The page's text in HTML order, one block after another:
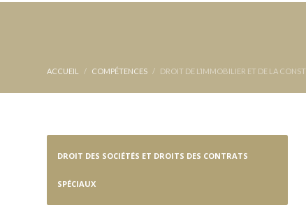
ACCUEIL COMPÉTENCES DROIT DE L’IMMOBILIER ET DE LA
DROIT DES SOCIÉTÉS ET DROITS DES CONTRATS
SPÉCIAUX